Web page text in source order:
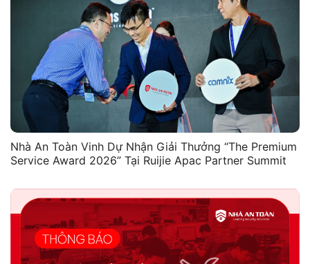
Nhà An Toàn Vinh Dự Nhận Giải Thưởng “The Premium
Service Award 2026” Tại Ruijie Apac Partner Summit